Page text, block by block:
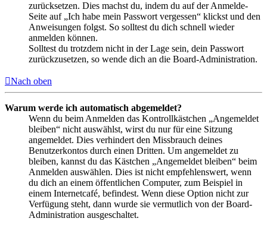
zurücksetzen. Dies machst du, indem du auf der Anmelde-
Seite auf „Ich habe mein Passwort vergessen“ klickst und den
Anweisungen folgst. So solltest du dich schnell wieder
anmelden können.
Solltest du trotzdem nicht in der Lage sein, dein Passwort
zurückzusetzen, so wende dich an die Board-Administration.
Nach oben
Warum werde ich automatisch abgemeldet?
Wenn du beim Anmelden das Kontrollkästchen „Angemeldet
bleiben“ nicht auswählst, wirst du nur für eine Sitzung
angemeldet. Dies verhindert den Missbrauch deines
Benutzerkontos durch einen Dritten. Um angemeldet zu
bleiben, kannst du das Kästchen „Angemeldet bleiben“ beim
Anmelden auswählen. Dies ist nicht empfehlenswert, wenn
du dich an einem öffentlichen Computer, zum Beispiel in
einem Internetcafé, befindest. Wenn diese Option nicht zur
Verfügung steht, dann wurde sie vermutlich von der Board-
Administration ausgeschaltet.